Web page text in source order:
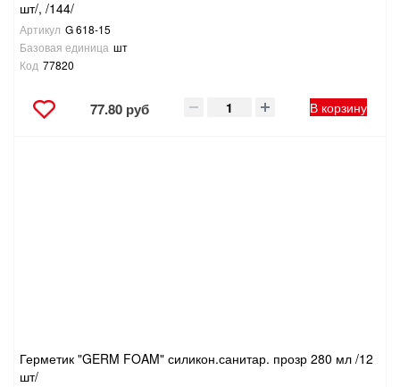
шт/, /144/
Артикул G 618-15
Базовая единица шт
Код 77820
77.80 руб В корзину
Герметик "GERM FOAM" силикон.санитар. прозр 280 мл /12
шт/